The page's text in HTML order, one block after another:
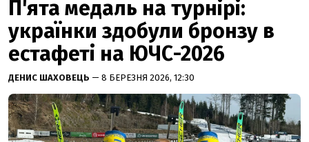
П'ята медаль на турнірі:
українки здобули бронзу в
естафеті на ЮЧС-2026
ДЕНИС ШАХОВЕЦЬ — 8 БЕРЕЗНЯ 2026, 12:30